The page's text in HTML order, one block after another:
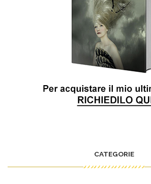
CATEGORIE